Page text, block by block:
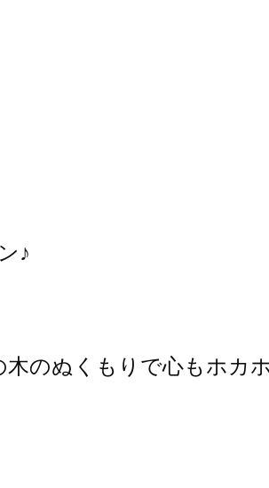
♪
のぬくもりで心もホカ